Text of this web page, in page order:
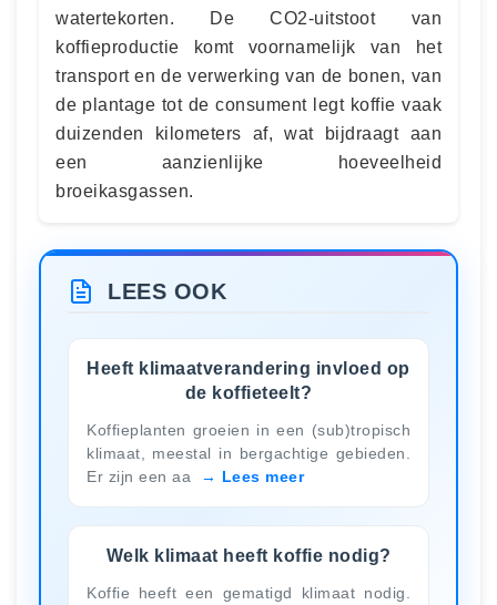
watertekorten. De CO2-uitstoot van
koffieproductie komt voornamelijk van het
transport en de verwerking van de bonen, van
de plantage tot de consument legt koffie vaak
duizenden kilometers af, wat bijdraagt aan
een aanzienlijke hoeveelheid
broeikasgassen.
LEES OOK
Heeft klimaatverandering invloed op
de koffieteelt?
Koffieplanten groeien in een (sub)tropisch
klimaat, meestal in bergachtige gebieden.
Er zijn een aa
Lees meer
Welk klimaat heeft koffie nodig?
Koffie heeft een gematigd klimaat nodig.